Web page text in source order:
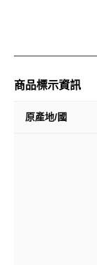
商品標示資訊
原產地/國